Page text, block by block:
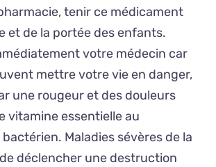
tenir ce médicament
et de la portée des enfants.
votre médecin car
mettre votre vie en danger,
une rougeur et des douleurs
vitamine essentielle au
Maladies sévères de la
déclencher une destruction